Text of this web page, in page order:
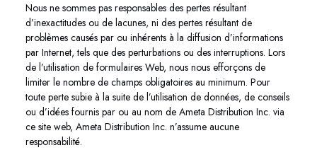
Nous ne sommes pas responsables des pertes résultant
d’inexactitudes ou de lacunes, ni des pertes résultant de
problèmes causés par ou inhérents à la diffusion d’informations
par Internet, tels que des perturbations ou des interruptions. Lors
de l’utilisation de formulaires Web, nous nous efforçons de
limiter le nombre de champs obligatoires au minimum. Pour
toute perte subie à la suite de l’utilisation de données, de conseils
ou d’idées fournis par ou au nom de Ameta Distribution Inc. via
ce site web, Ameta Distribution Inc. n’assume aucune
responsabilité.